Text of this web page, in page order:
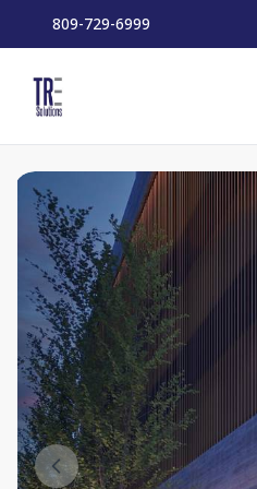
809-729-6999